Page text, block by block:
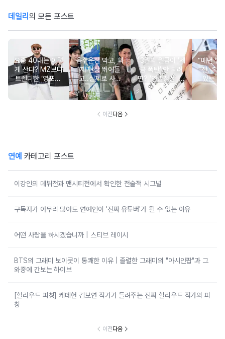
데일리 의 모든 포스트
요즘 40대는 이렇
게 산다? MZ보다
트렌디한 ‘영포티’
분석
음주운전 막고, 화
재 현장 뛰어들
고..실제로 사람
구한 연예인 10
13월의 월급이 '세
금 폭탄' 안 되려
면? '연말정산' 핵
심 꿀팁 A to Z
“매년 받
진, 혹시
있는 건
요?”
이전다음
연예 카테고리 포스트
이강인의 데뷔전과 맨시티전에서 확인한 전술적 시그널
구독자가 아무리 많아도 연예인이 '진짜 유튜버'가 될 수 없는 이유
어떤 사랑을 하시겠습니까 | 스티브 레이시
BTS의 그래미 보이콧이 통쾌한 이유 | 졸렬한 그래미의 "아시안팝"과 그
와중에 간보는 하이브
[헐리우드 피칭] 케데헌 김보연 작가가 들려주는 진짜 헐리우드 작가의 피
칭
이전다음